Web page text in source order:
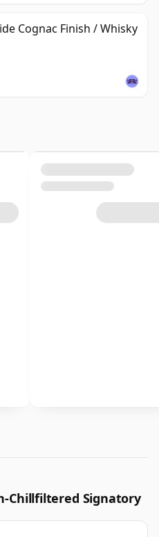
Cognac Finish / Whisky
Chillfiltered Signatory